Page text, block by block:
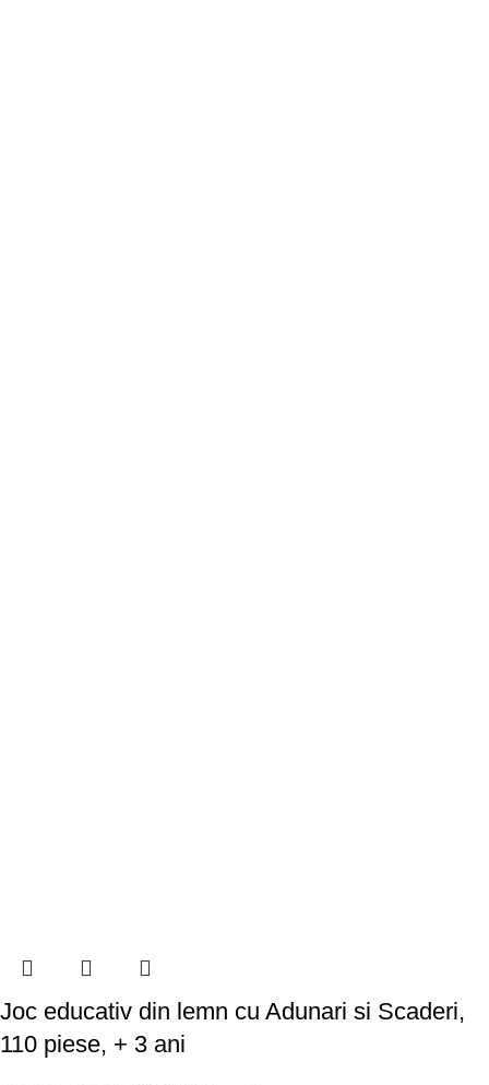
Joc educativ din lemn cu Adunari si Scaderi,
110 piese, + 3 ani